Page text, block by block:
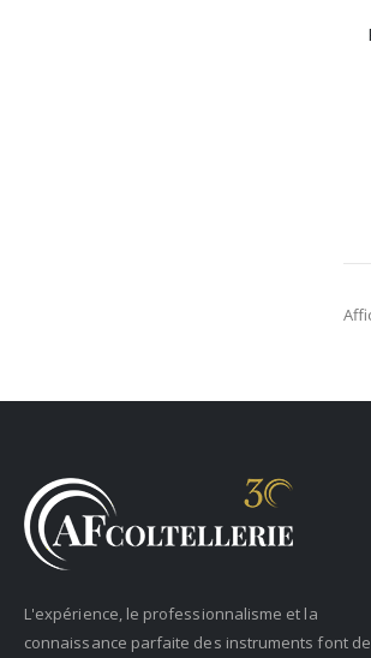
L'expérience, le professionnalisme et la
connaissance parfaite des instruments font de